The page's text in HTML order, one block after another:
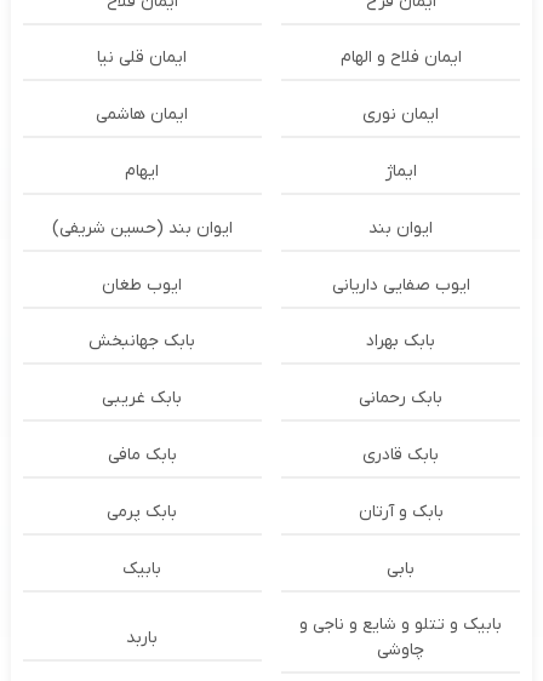
ایمان فلاح و الهام ایمان قلی نیا
ایمان نوری ایمان هاشمی
ایماژ ایهام
ایوان بند ایوان بند (حسین شریفی)
ایوب صفایی داریانی ایوب طغان
بابک بهراد بابک جهانبخش
بابک رحمانی بابک غریبی
بابک قادری بابک مافی
بابک و آرتان بابک پرمی
بابی بابیک
بابیک و تتلو و شایع و ناجی و
چاوشی
باربد